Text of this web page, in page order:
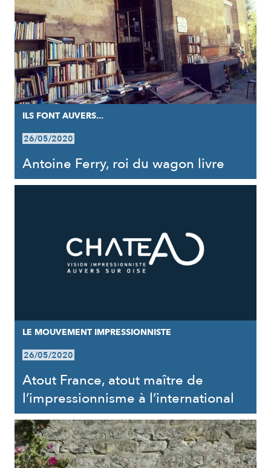
ILS FONT AUVERS...
26/05/2020
Antoine Ferry, roi du wagon livre
LE MOUVEMENT IMPRESSIONNISTE
26/05/2020
Atout France, atout maître de
l’impressionnisme à l’international